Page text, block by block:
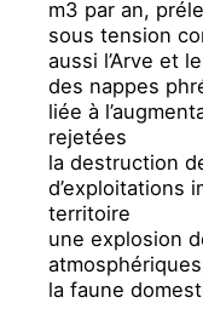
m3 par an,
sous tension
aussi l’Arve et
des nappes
liée à
rejetées
la destruction
d’exploitations
territoire
une explosion
la faune